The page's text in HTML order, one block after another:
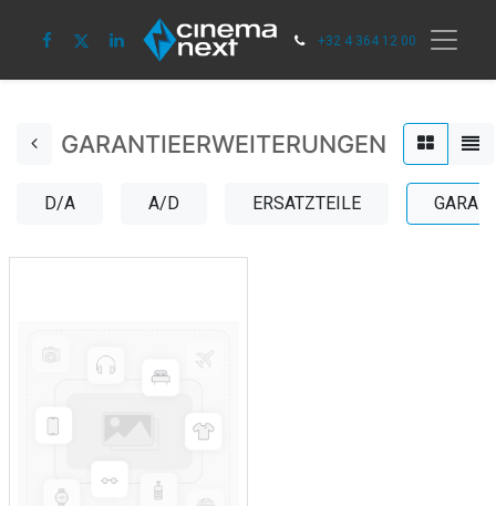
+32 4 364 12 00
GARANTIEERWEITERUNGEN
D/A A/D ERSATZTEILE